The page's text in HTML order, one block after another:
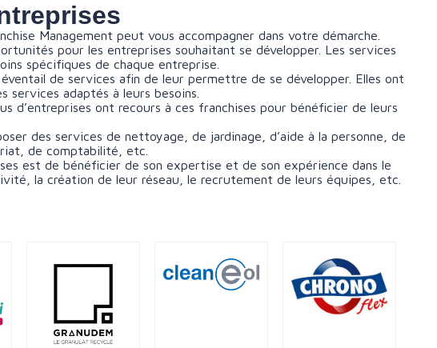
Management peut vous accompagner dans votre démarche.
pour les entreprises souhaitant se développer. Les services
spécifiques de chaque entreprise.
de services afin de leur permettre de se développer. Elles ont
adaptés à leurs besoins.
d’entreprises ont recours à ces franchises pour bénéficier de leurs
des services de nettoyage, de jardinage, d’aide à la personne, de
de comptabilité, etc.
est de bénéficier de son expertise et de son expérience dans le
la création de leur réseau, le recrutement de leurs équipes, etc.